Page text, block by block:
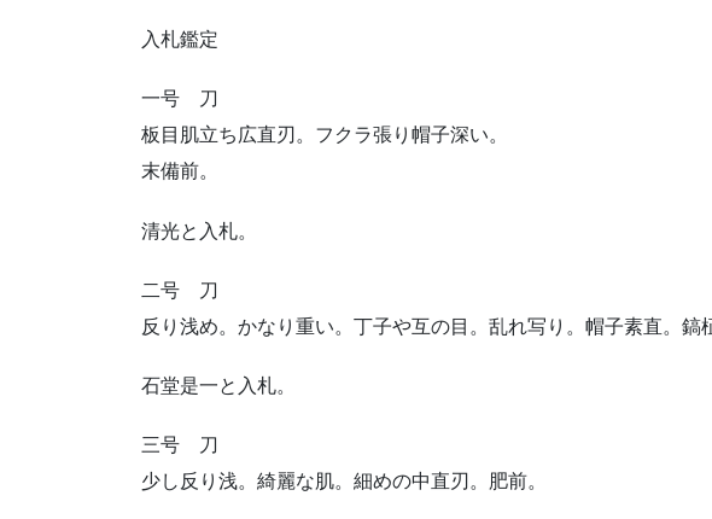
入札鑑定
一号 刀
板目肌立ち広直刃。フクラ張り帽子深い。
末備前。
清光と入札。
二号 刀
反り浅め。かなり重い。丁子や互の目。乱れ写り。帽子素直。鎬
石堂是一と入札。
三号 刀
少し反り浅。綺麗な肌。細めの中直刃。肥前。